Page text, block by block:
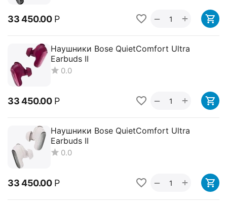
33 450.00 Р +
−
Наушники Bose QuietComfort Ultra
Earbuds II
0.0
33 450.00 Р +
−
Наушники Bose QuietComfort Ultra
Earbuds II
0.0
33 450.00 Р +
−